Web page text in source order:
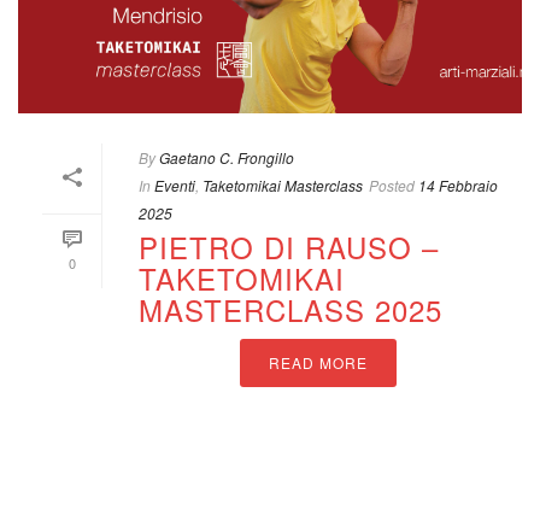
0
ByGaetano C. Frongillo
In Eventi Taketomikai Masterclass Posted 14 Febbraio
2025
PIETRO DI RAUSO –
TAKETOMIKAI
MASTERCLASS 2025
READ MORE